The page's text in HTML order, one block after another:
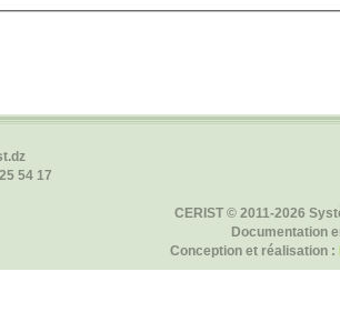
54 17
CERIST © 2011-2026
Documentation
Conception et réalisation :